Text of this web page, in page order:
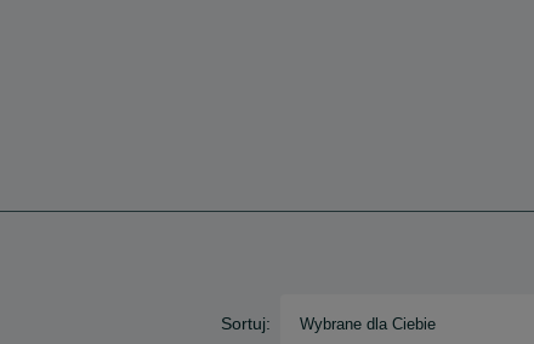
Sortuj: Wybrane dla Ciebie